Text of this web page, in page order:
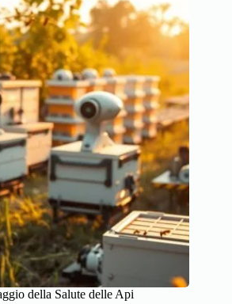
della Salute delle Api